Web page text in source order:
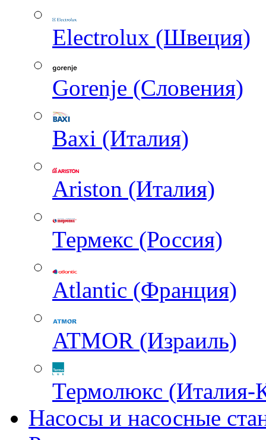
Electrolux (Швеция)
Gorenje (Словения)
Baxi (Италия)
Ariston (Италия)
Термекс (Россия)
Atlantic (Франция)
ATMOR (Израиль)
Термолюкс (Италия-
Насосы и насосные